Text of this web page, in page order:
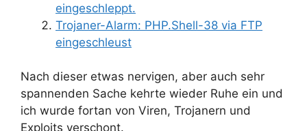
eingeschleppt.
Trojaner-Alarm: PHP.Shell-38 via FTP
eingeschleust
Nach dieser etwas nervigen, aber auch sehr
spannenden Sache kehrte wieder Ruhe ein und
ich wurde fortan von Viren, Trojanern und
Exploits verschont.